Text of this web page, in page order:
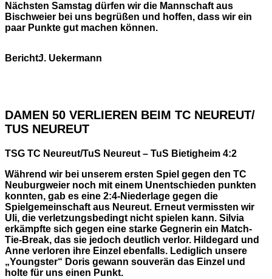
Nächsten Samstag dürfen wir die Mannschaft aus
Bischweier bei uns begrüßen und hoffen, dass wir ein
paar Punkte gut machen können.
Bericht:J. Uekermann
DAMEN 50 VERLIEREN BEIM TC NEUREUT/
TUS NEUREUT
TSG TC Neureut/TuS Neureut – TuS Bietigheim 4:2
Während wir bei unserem ersten Spiel gegen den TC
Neuburgweier noch mit einem Unentschieden punkten
konnten, gab es eine 2:4-Niederlage gegen die
Spielgemeinschaft aus Neureut. Erneut vermissten wir
Uli, die verletzungsbedingt nicht spielen kann. Silvia
erkämpfte sich gegen eine starke Gegnerin ein Match-
Tie-Break, das sie jedoch deutlich verlor. Hildegard und
Anne verloren ihre Einzel ebenfalls. Lediglich unsere
„Youngster“ Doris gewann souverän das Einzel und
holte für uns einen Punkt.